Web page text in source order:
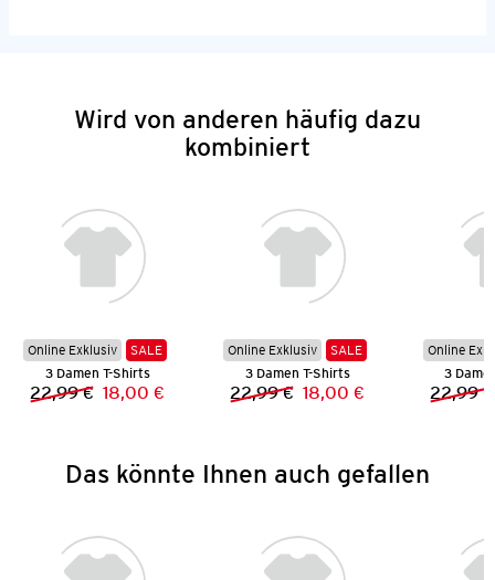
Wird von anderen häufig dazu
kombiniert
Online Exklusiv
SALE
3 Damen T-Shirts
Vorheriger Preis:
22,99 € Neuer Preis:
18,00 €
Online Exklusiv
SALE
3 Damen T-Shirts
Vorheriger Preis:
22,99 € Neuer Preis:
18,00 €
Online
3
22,99 €
Das könnte Ihnen auch gefallen